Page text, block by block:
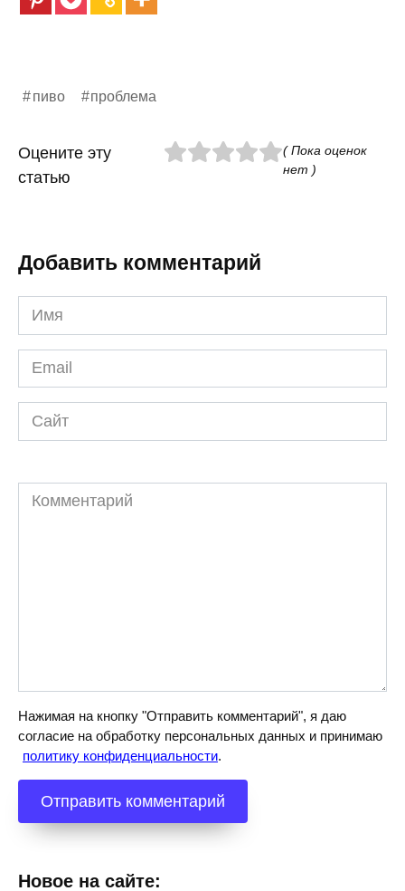
пиво проблема
Оцените эту
статью
( Пока оценок
нет )
Добавить комментарий
Имя
*
Email
*
Сайт
Комментарий
Нажимая на кнопку "Отправить комментарий", я даю
согласие на обработку персональных данных и принимаю
политику конфиденциальности.
Новое на сайте: